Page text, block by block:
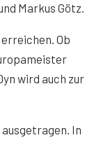
Markus Götz.
Ob
wird auch zur
In